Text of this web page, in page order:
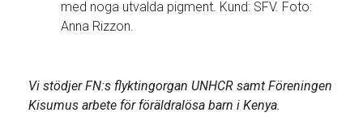
med noga utvalda pigment. Kund: SFV. Foto:
Anna Rizzon.
Vi stödjer FN:s flyktingorgan UNHCR samt Föreningen
Kisumus arbete för föräldralösa barn i Kenya.